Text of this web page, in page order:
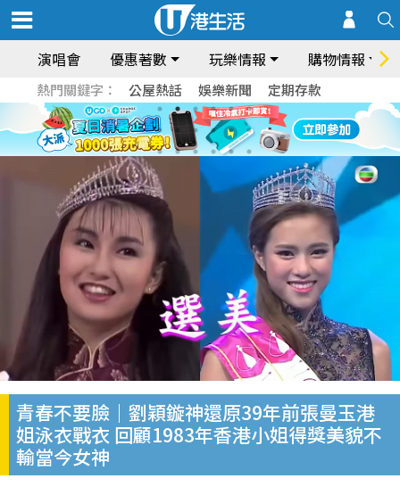
演唱會 優惠著數 玩樂情報 購物情報
熱門關鍵字： 公屋熱話 娛樂新聞 定期存款
青春不要臉｜劉穎鏇神還原39年前張曼玉港
姐泳衣戰衣 回顧1983年香港小姐得獎美貌不
輸當今女神